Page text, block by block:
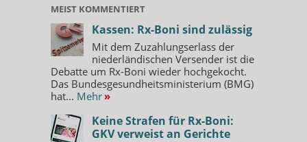
MEIST KOMMENTIERT
Kassen: Rx-Boni sind zulässig
Mit dem Zuzahlungserlass der
niederländischen Versender ist die
Debatte um Rx-Boni wieder hochgekocht.
Das Bundesgesundheitsministerium (BMG)
hat... Mehr »
Keine Strafen für Rx-Boni:
GKV verweist an Gerichte